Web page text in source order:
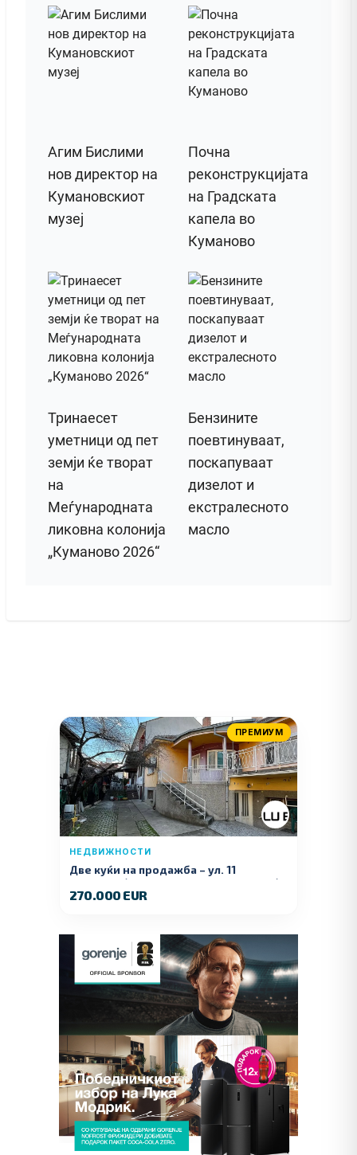
Агим Бислими
нов директор на
Кумановскиот
музеј
Почна
реконструкцијата
на Градската
капела во
Куманово
Тринаесет
уметници од пет
земји ќе творат
на
Меѓународната
ликовна колонија
„Куманово 2026“
Бензините
поевтинуваат,
поскапуваат
дизелот и
екстралесното
масло
ПРЕМИУМ
НЕДВИЖНОСТИ
Две куќи на продажба – ул. 11
Ноември (Наспроти Селман Туризам)
270.000 EUR